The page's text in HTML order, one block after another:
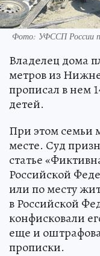
Фото: УФССП России
Владелец дома
метров из
прописал в нем
детей.
При этом семьи
месте. Суд
статье
Российской
или по месту
в Российской
конфисковали
еще и
прописки.